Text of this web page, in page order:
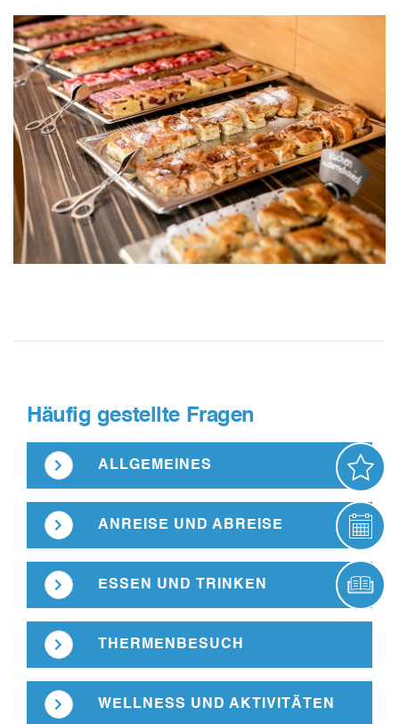
Häufig gestellte Fragen
ALLGEMEINES
ANREISE UND ABREISE
ESSEN UND TRINKEN
THERMENBESUCH
WELLNESS UND AKTIVITÄTEN